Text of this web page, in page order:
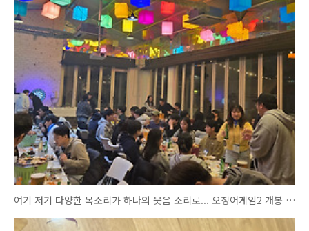
여기 저기 다양한 목소리가 하나의 웃음 소리로... 오징어게임2 개봉 안했으면 어쩔뻔